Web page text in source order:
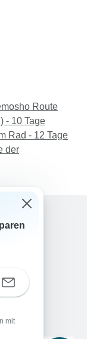
Route
- 10 Tage
Rad - 12 Tage
der
mit